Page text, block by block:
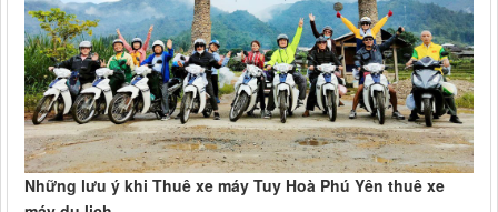
Những lưu ý khi Thuê xe máy Tuy Hoà Phú Yên thuê xe